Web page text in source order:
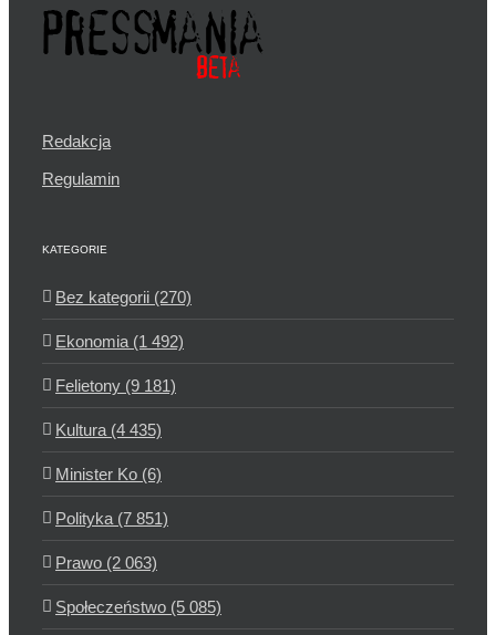
Redakcja
Regulamin
KATEGORIE
Bez kategorii (270)
Ekonomia (1 492)
Felietony (9 181)
Kultura (4 435)
Minister Ko (6)
Polityka (7 851)
Prawo (2 063)
Społeczeństwo (5 085)